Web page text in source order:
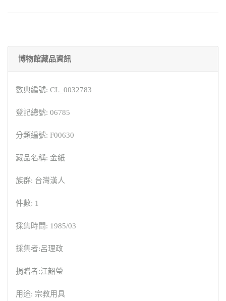
博物館藏品資訊
數典編號: CL_0032783
登記總號: 06785
分類編號: F00630
藏品名稱: 金紙
族群: 台灣漢人
件數: 1
採集時間: 1985/03
採集者:呂理政
捐贈者:江韶瑩
用途: 宗教用具